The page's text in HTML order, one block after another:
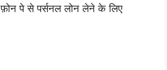
पे से पर्सनल लोन लेने के लिए